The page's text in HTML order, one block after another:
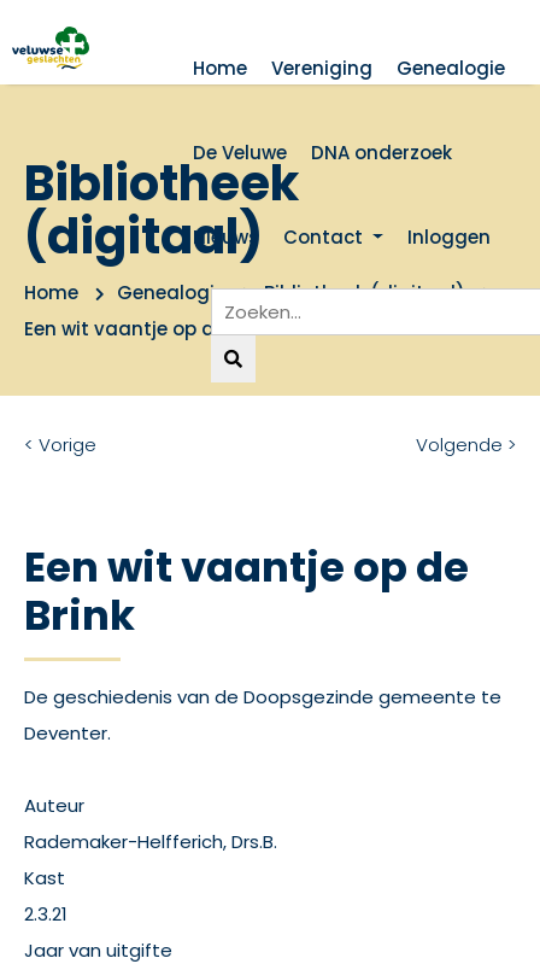
Home Vereniging Genealogie
De Veluwe DNA onderzoek
Nieuws Contact Inloggen
Bibliotheek
(digitaal)
Home Genealogie
Bibliotheek (digitaal)
Een wit vaantje op de Brink
< Vorige Volgende >
Een wit vaantje op de
Brink
De geschiedenis van de Doopsgezinde gemeente te
Deventer.
Auteur
Rademaker-Helfferich, Drs.B.
Kast
2.3.21
Jaar van uitgifte